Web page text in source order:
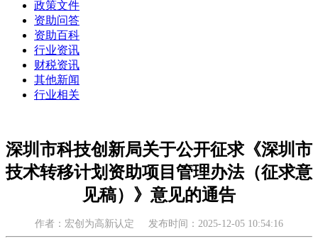
政策文件
资助问答
资助百科
行业资讯
财税资讯
其他新闻
行业相关
深圳市科技创新局关于公开征求《深圳市
技术转移计划资助项目管理办法（征求意
见稿）》意见的通告
作者：宏创为高新认定 发布时间：2025-12-05 10:54:16